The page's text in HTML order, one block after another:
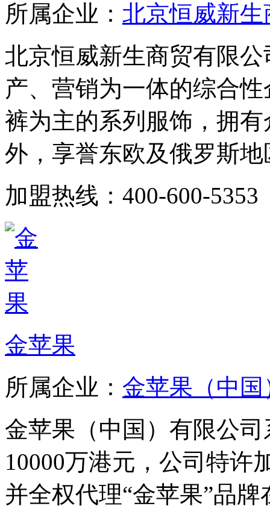
所属企业： 北京恒威新
北京恒威新生商贸有限
产、营销为一体的综合
裤为主的系列服饰，拥
外，享誉东欧及俄罗斯
加盟热线：400-600-5353
金苹果
所属企业： 金苹果（中
金苹果（中国）有限公
10000万港元，公司特许
并全权代理“金苹果”品